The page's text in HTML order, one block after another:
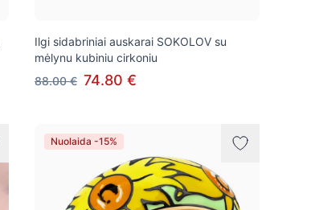
Ilgi sidabriniai auskarai SOKOLOV su
mėlynu kubiniu cirkoniu
88.00 € 74.80 €
Nuolaida -15%